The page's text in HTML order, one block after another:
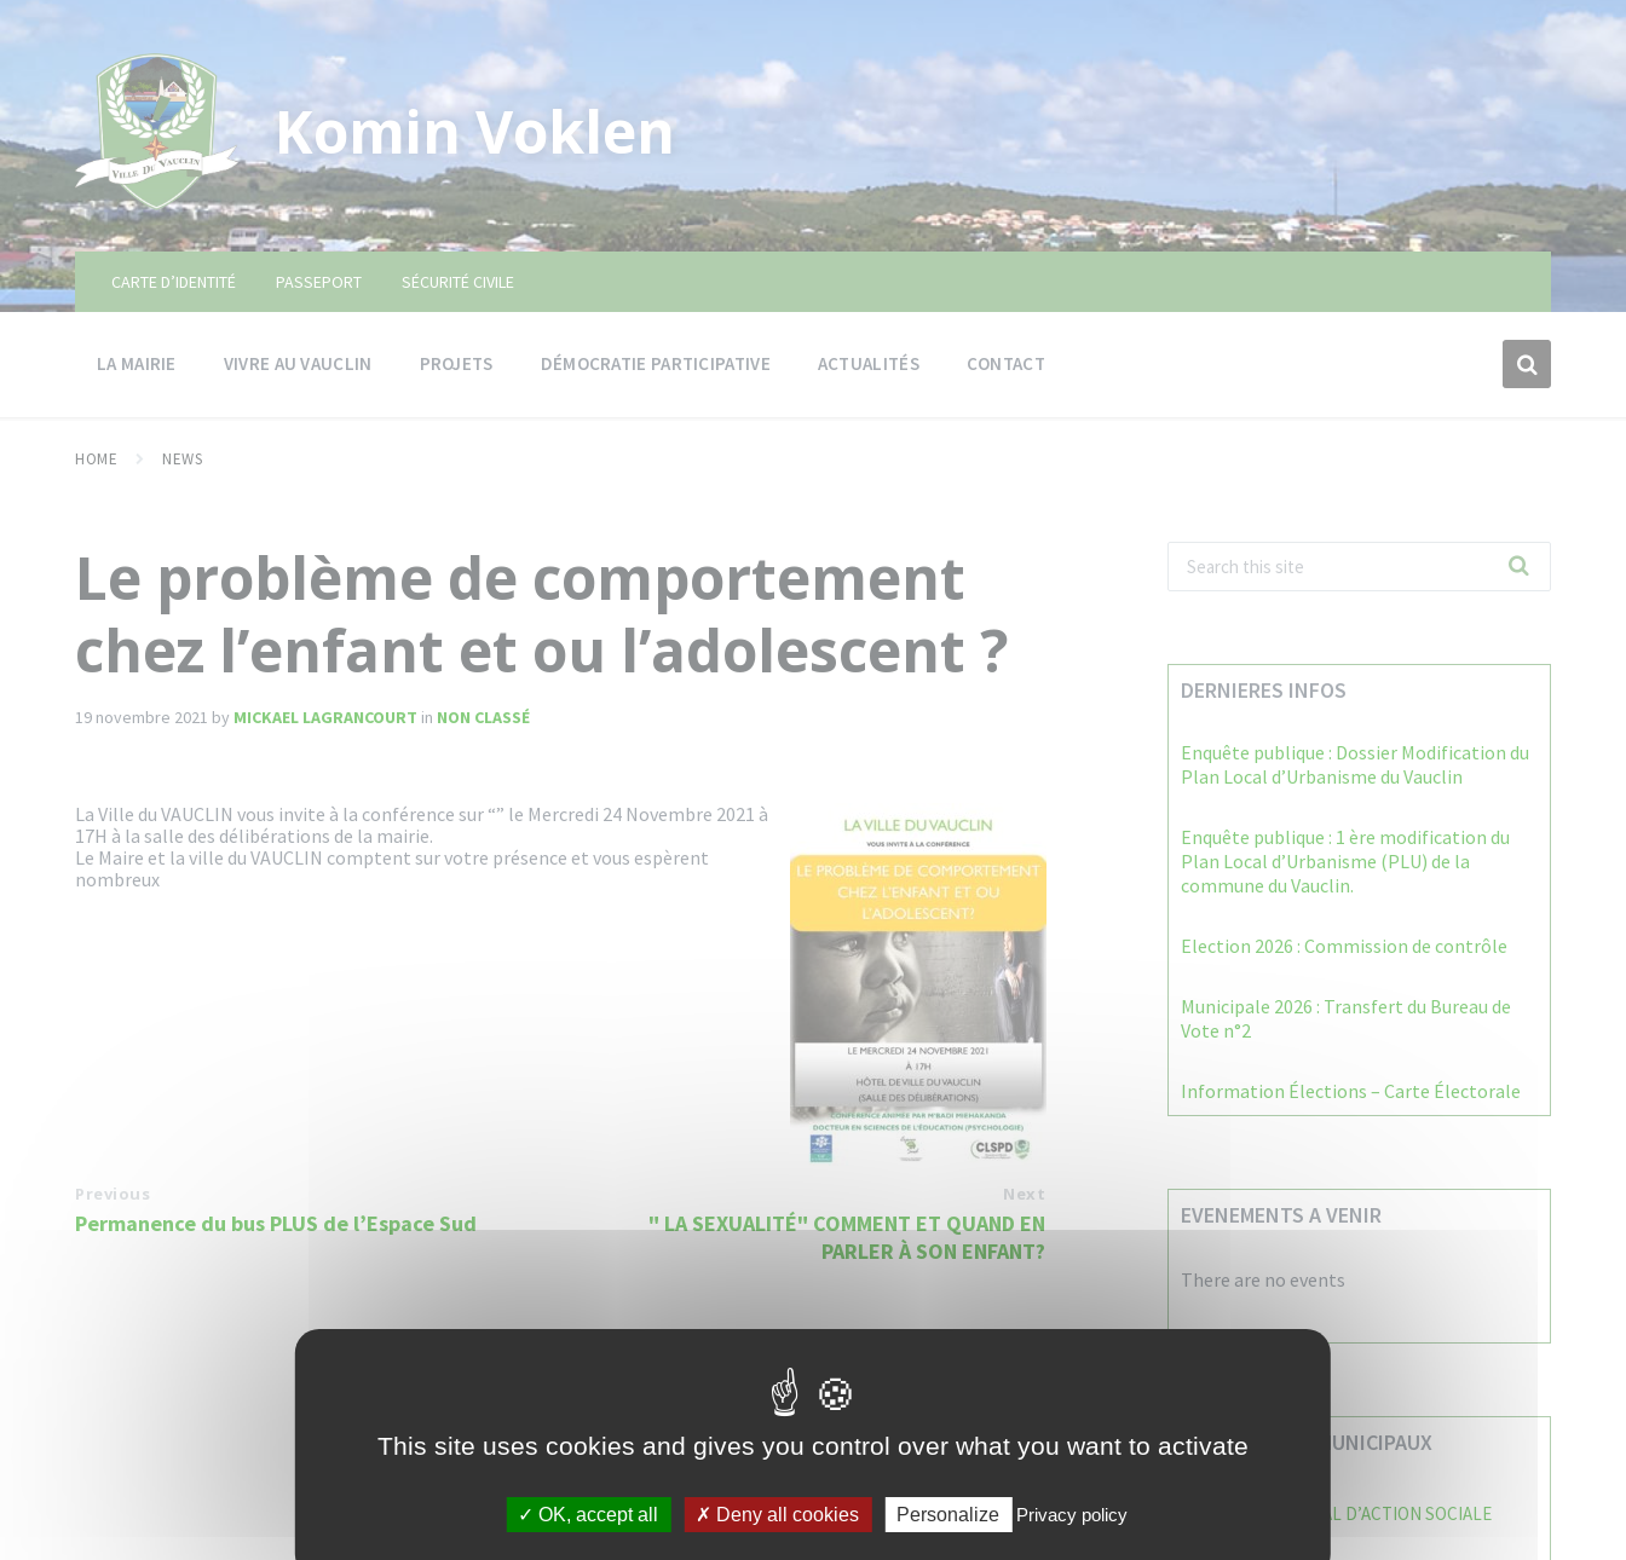
Komin Voklen
CARTE D’IDENTITÉ PASSEPORT SÉCURITÉ CIVILE
LA MAIRIE VIVRE AU VAUCLIN PROJETS DÉMOCRATIE PARTICIPATIVE ACTUALITÉS CONTACT
HOME NEWS
Le problème de comportement
chez l’enfant et ou l’adolescent ?
19 novembre 2021 by MICKAEL LAGRANCOURT in NON CLASSÉ
La Ville du VAUCLIN vous invite à la conférence sur “” le Mercredi 24 Novembre 2021 à
17H à la salle des délibérations de la mairie.
Le Maire et la ville du VAUCLIN comptent sur votre présence et vous espèrent
nombreux
Previous
Permanence du bus PLUS de l’Espace Sud
Next
" LA SEXUALITÉ" COMMENT ET QUAND EN
PARLER À SON ENFANT?
DERNIERES INFOS
Enquête publique : Dossier Modification du
Plan Local d’Urbanisme du Vauclin
Enquête publique : 1 ère modification du
Plan Local d’Urbanisme (PLU) de la
commune du Vauclin.
Election 2026 : Commission de contrôle
Municipale 2026 : Transfert du Bureau de
Vote n°2
Information Élections – Carte Électorale
EVENEMENTS A VENIR
There are no events
VOS SERVICES MUNICIPAUX
CENTRE COMMUNAL D’ACTION SOCIALE
This site uses cookies and gives you control over what you want to activate
OK, accept all Deny all cookies Personalize Privacy policy